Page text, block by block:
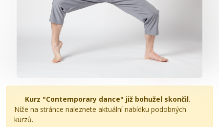
Kurz "Contemporary dance" již bohužel skončil.
Níže na stránce naleznete aktuální nabídku podobných
kurzů.